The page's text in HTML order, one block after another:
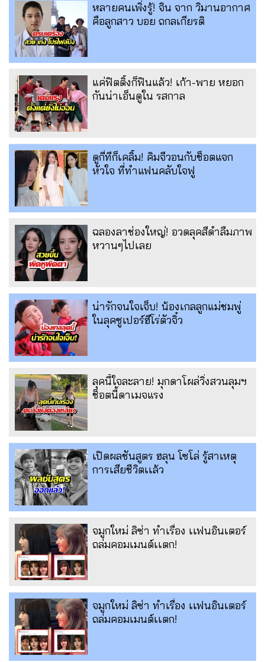
หลายคนเพิ่งรู้! จิน จาก วิมานอากาศ
คือลูกสาว บอย ถกลเกียรติ
แค่ฟิตติ้งก็ฟินแล้ว! เก้า-พาย หยอก
กันน่าเอ็นดูใน รสกาล
ดูกี่ทีก็เคลิ้ม! คิมจีวอนกับช็อตแจก
หัวใจ ที่ทำแฟนคลับใจฟู
ฉลองลาช่องใหญ่! อวดลุคสีดำลืมภาพ
หวานๆไปเลย
น่ารักจนใจเจ็บ! น้องเกลลูกแม่ชมพู่
ในลุคซูเปอร์ฮีโร่ตัวจิ๋ว
ลุคนี้ใจละลาย! มุกดาโผล่วิ่งสวนลุมฯ
ช็อตนี้ดาเมจแรง
เปิดผลชันสูตร ฮลุน โซโล่ รู้สาเหตุ
การเสียชีวิตเเล้ว
จมูกใหม่ ลิซ่า ทำเรื่อง เเฟนอินเตอร์
ถล่มคอมเมนต์เเตก!
จมูกใหม่ ลิซ่า ทำเรื่อง เเฟนอินเตอร์
ถล่มคอมเมนต์เเตก!